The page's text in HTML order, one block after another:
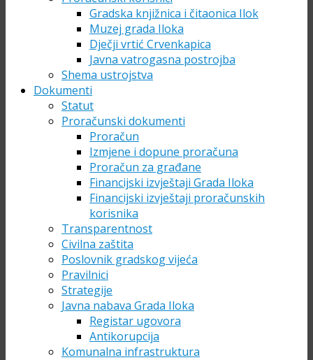
Gradska knjižnica i čitaonica Ilok
Muzej grada Iloka
Dječji vrtić Crvenkapica
Javna vatrogasna postrojba
Shema ustrojstva
Dokumenti
Statut
Proračunski dokumenti
Proračun
Izmjene i dopune proračuna
Proračun za građane
Financijski izvještaji Grada Iloka
Financijski izvještaji proračunskih
korisnika
Transparentnost
Civilna zaštita
Poslovnik gradskog vijeća
Pravilnici
Strategije
Javna nabava Grada Iloka
Registar ugovora
Antikorupcija
Komunalna infrastruktura